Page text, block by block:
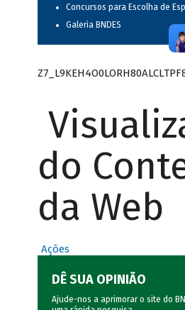
Concursos para Escolha de
Galeria BNDES
do
da Web
Ações
DÊ SUA OPINIÃO
Ajude-nos a aprimorar o site do